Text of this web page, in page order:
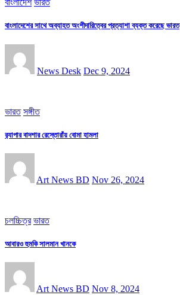
বাংলাদেশ ভারত
বাংলাদেশের সাথে অব্যাহত অংশীদারিত্বের প্রত্যাশা ব্যক্ত করেছে ভারত
News Desk Dec 9, 2024
ভারত সঙ্গীত
র‌্যাপার বাদশার রেস্তোরাঁয় বোমা হামলা
Art News BD Nov 26, 2024
চলচ্চিত্র ভারত
আবারও হুমকি সালমান খানকে
Art News BD Nov 8, 2024